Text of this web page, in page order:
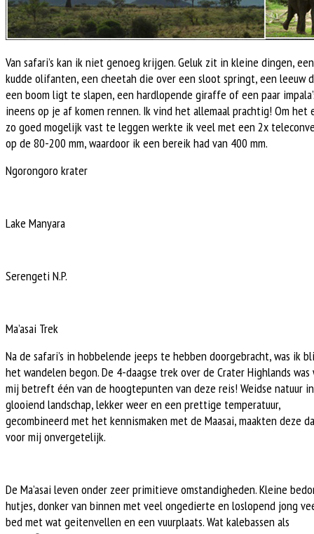
Van safari’s kan ik niet genoeg krijgen. Geluk zit in kleine dingen, een
kudde olifanten, een cheetah die over een sloot springt, een leeuw
een boom ligt te slapen, een hardlopende giraffe of een paar
ineens op je af komen rennen. Ik vind het allemaal prachtig! Om het
zo goed mogelijk vast te leggen werkte ik veel met een 2x
op de 80-200 mm, waardoor ik een bereik had van 400 mm.
Ngorongoro krater
Lake Manyara
Serengeti N.P.
Ma’asai Trek
Na de safari’s in hobbelende jeeps te hebben doorgebracht, was ik
het wandelen begon. De 4-daagse trek over de Crater Highlands was
mij betreft één van de hoogtepunten van deze reis! Weidse natuur
glooiend landschap, lekker weer en een prettige temperatuur,
gecombineerd met het kennismaken met de Maasai, maakten deze
voor mij onvergetelijk.
De Ma’asai leven onder zeer primitieve omstandigheden. Kleine
hutjes, donker van binnen met veel ongedierte en loslopend jong
bed met wat geitenvellen en een vuurplaats. Wat kalebassen als